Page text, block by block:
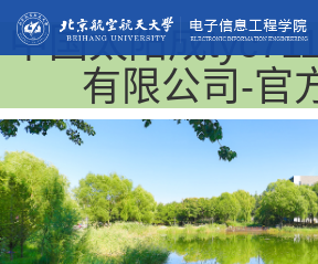
中国太阳成
有限公司-官